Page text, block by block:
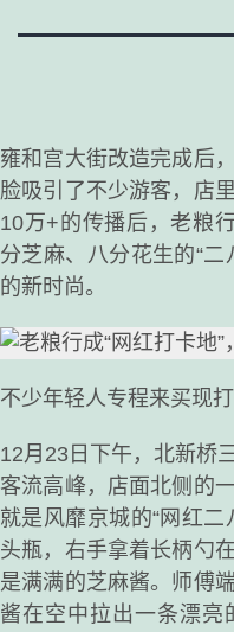
雍和宫大街改造完成后
脸吸引了不少游客，店
10万+的传播后，老粮
分芝麻、八分花生的“
的新时尚。
不少年轻人专程来买现
12月23日下午，北新桥
客流高峰，店面北侧的
就是风靡京城的“网红
头瓶，右手拿着长柄勺
是满满的芝麻酱。师傅
酱在空中拉出一条漂亮